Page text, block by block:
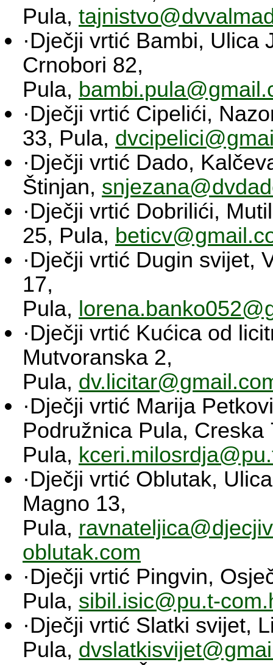
Pula,
·Dječji vrtić Bambi, Ulica
Crnobori 82,
Pula,
·Dječji vrtić Cipelići,
33, Pula,
·Dječji vrtić Dado,
Štinjan,
·Dječji vrtić Dobrilići,
25, Pula,
·Dječji vrtić Dugin svijet,
17,
Pula,
·Dječji vrtić Kućica od
Mutvoranska 2,
Pula,
·Dječji vrtić Marija
Podružnica Pula, Creska
Pula,
·Dječji vrtić Oblutak,
Magno 13,
Pula,
oblutak.com
·Dječji vrtić Pingvin,
Pula, sibil.isic@pu.t-
·Dječji vrtić Slatki svijet,
Pula,